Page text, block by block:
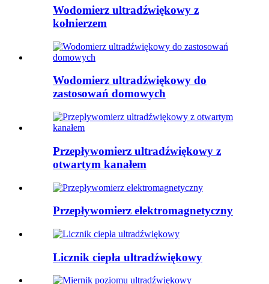
Wodomierz ultradźwiękowy z
kołnierzem
Wodomierz ultradźwiękowy do
zastosowań domowych
Przepływomierz ultradźwiękowy z
otwartym kanałem
Przepływomierz elektromagnetyczny
Licznik ciepła ultradźwiękowy